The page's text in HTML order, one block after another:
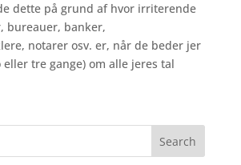
dette på grund af hvor irriterende
bureauer, banker,
notarer osv. er, når de beder jer
eller tre gange) om alle jeres tal